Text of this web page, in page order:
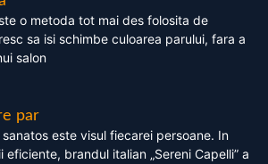
o metoda tot mai des folosita de
sa isi schimbe culoarea parului, fara a
salon
par
este visul fiecarei persoane. In
brandul italian „Sereni Capelli” a